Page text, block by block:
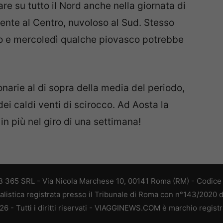
su tutto il Nord anche nella giornata di
al Centro, nuvoloso al Sud. Stesso
e mercoledì qualche piovasco potrebbe
al di sopra della media del periodo,
caldi venti di scirocco. Ad Aosta la
più nel giro di una settimana!
SRL - Via Nicola Marchese 10, 00141 Roma (RM) -
registrata presso il Tribunale di Roma con n°143/2020
- Tutti i diritti riservati - VIAGGINEWS.COM è marchio